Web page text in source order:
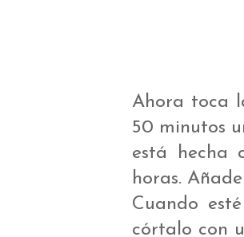
Ahora toca
50 minutos
está hecha
horas.
Cuando
córtalo con